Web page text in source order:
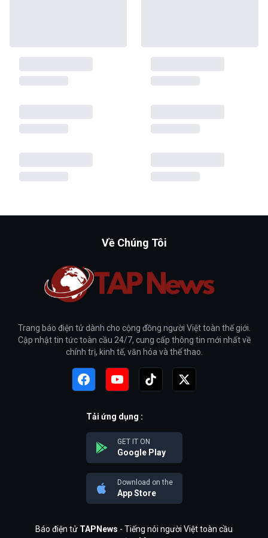
Về Chúng Tôi
Trang báo điện tử dành cho cộng đồng người Việt toàn thế giới.
Cập nhật tin tức toàn cầu 24/7, cung cấp thông tin mới nhất về
chính trị, kinh tế, văn hóa và thể thao.
Tải ứng dụng :
GET IT ON
Google Play
Download on the
App Store
Báo điện tử TAPNews - Tiếng nói người Việt toàn cầu